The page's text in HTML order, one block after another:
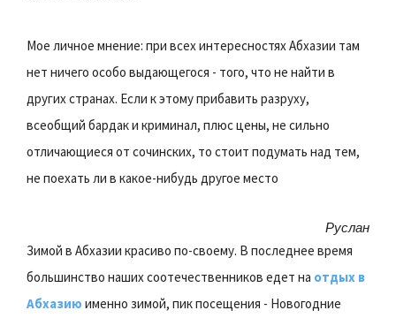
Мое личное мнение: при всех интересностях Абхазии там
нет ничего особо выдающегося - того, что не найти в
других странах. Если к этому прибавить разруху,
всеобщий бардак и криминал, плюс цены, не сильно
отличающиеся от сочинских, то стоит подумать над тем,
не поехать ли в какое-нибудь другое место
Руслан
Зимой в Абхазии красиво по-своему. В последнее время
большинство наших соотечественников едет на отдых в
Абхазию именно зимой, пик посещения - Новогодние